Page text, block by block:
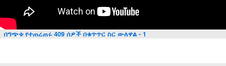
በግጭቱ የተጠረጠሩ 409 ሰዎች በቁጥጥር ስር ውለዋል - 1